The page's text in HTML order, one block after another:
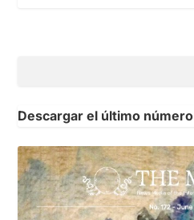
Descargar el último número